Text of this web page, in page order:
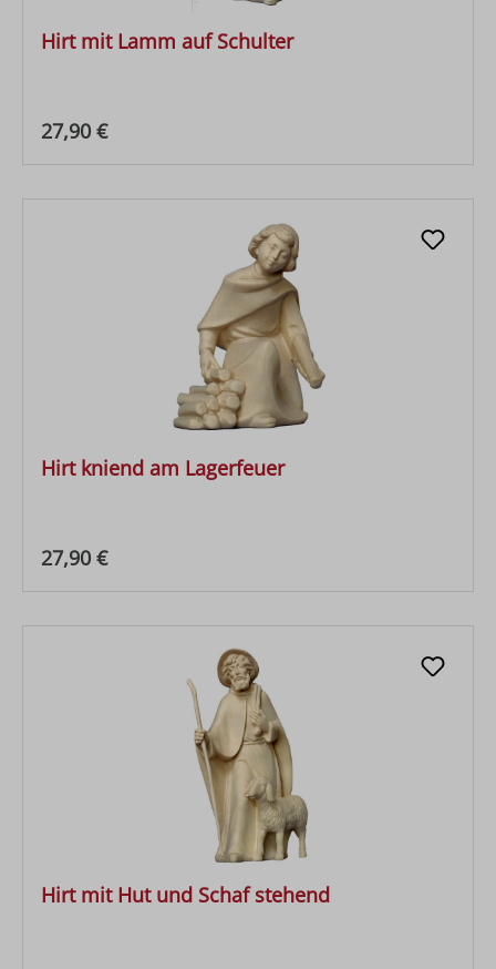
Hirt mit Lamm auf Schulter
Regulärer Preis:
27,90 €
Hirt kniend am Lagerfeuer
Regulärer Preis:
27,90 €
Hirt mit Hut und Schaf stehend